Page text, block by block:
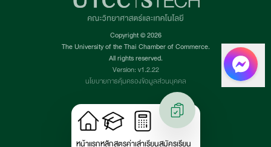
หน้าแรกหลักสูตรค่าเล่าเรียนสมัครเรียน
Copyright © 2026
The University of the Thai Chamber of Commerce.
All rights reserved.
Version: v1.2.22
นโยบายการคุ้มครองข้อมูลส่วนบุคคล